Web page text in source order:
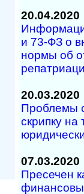
20.04.2020
и 73-ФЗ о
нормы об
20.03.2020
Проблемы
скрипку на
07.03.2020
Пресечен